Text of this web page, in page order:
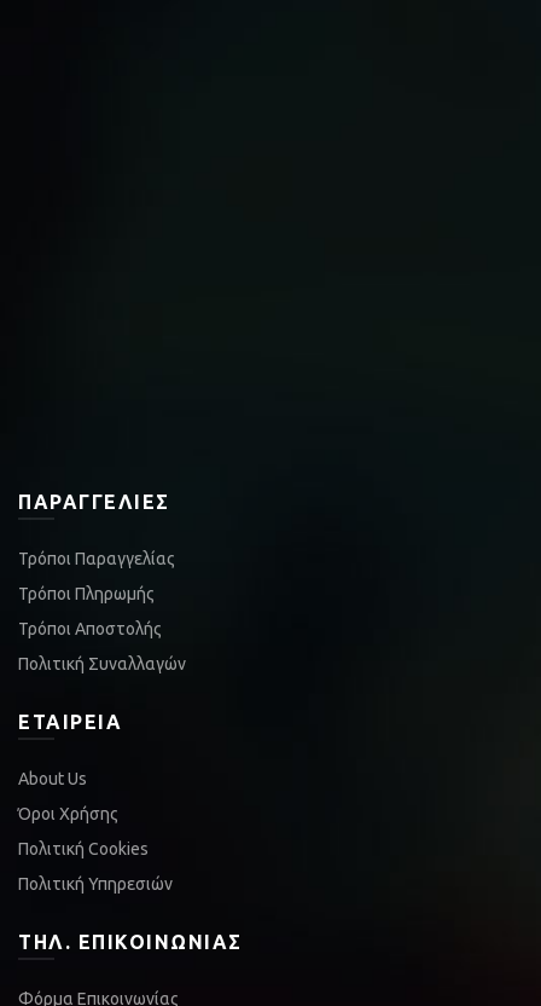
ΠΑΡΑΓΓΕΛΊΕΣ
Τρόποι Παραγγελίας
Τρόποι Πληρωμής
Τρόποι Αποστολής
Πολιτική Συναλλαγών
ΕΤΑΙΡΕΊΑ
About Us
Όροι Χρήσης
Πολιτική Cookies
Πολιτική Υπηρεσιών
ΤΗΛ. ΕΠΙΚΟΙΝΩΝΊΑΣ
Φόρμα Επικοινωνίας